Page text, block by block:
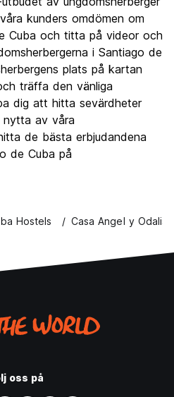
6.0
5.0
6.0
kunders omdömen om
Cuba och titta på videor och
i Santiago de
plats på kartan
träffa den vänliga
dig att hitta sevärdheter
nytta av våra
de bästa erbjudandena
de Cuba på
Hostels Casa Angel y Odalis
oss på